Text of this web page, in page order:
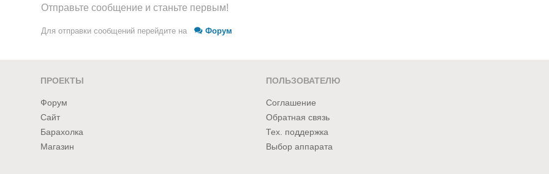
Отправьте сообщение и станьте первым!
Для отправки сообщений перейдите на Форум
ПРОЕКТЫ
Форум
Сайт
Барахолка
Магазин
ПОЛЬЗОВАТЕЛЮ
Соглашение
Обратная связь
Тех. поддержка
Выбор аппарата